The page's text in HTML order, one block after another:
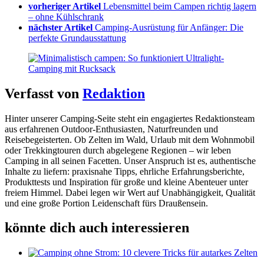
vorheriger Artikel Lebensmittel beim Campen richtig lagern
– ohne Kühlschrank
nächster Artikel Camping-Ausrüstung für Anfänger: Die
perfekte Grundausstattung
Verfasst von Redaktion
Hinter unserer Camping-Seite steht ein engagiertes Redaktionsteam
aus erfahrenen Outdoor-Enthusiasten, Naturfreunden und
Reisebegeisterten. Ob Zelten im Wald, Urlaub mit dem Wohnmobil
oder Trekkingtouren durch abgelegene Regionen – wir leben
Camping in all seinen Facetten. Unser Anspruch ist es, authentische
Inhalte zu liefern: praxisnahe Tipps, ehrliche Erfahrungsberichte,
Produkttests und Inspiration für große und kleine Abenteuer unter
freiem Himmel. Dabei legen wir Wert auf Unabhängigkeit, Qualität
und eine große Portion Leidenschaft fürs Draußensein.
könnte dich auch interessieren